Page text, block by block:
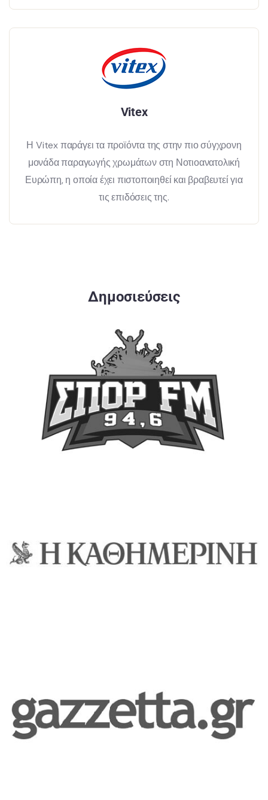
Vitex
Η Vitex παράγει τα προϊόντα της στην πιο σύγχρονη
μονάδα παραγωγής χρωμάτων στη Νοτιοανατολική
Ευρώπη, η οποία έχει πιστοποιηθεί και βραβευτεί για
τις επιδόσεις της.
Δημοσιεύσεις